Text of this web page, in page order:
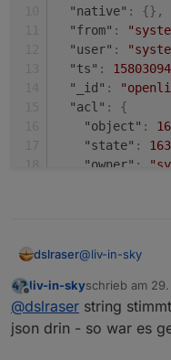
sonderheit
nächsten
(zweites
es gibt auch
einbinden der
https://
"native" : {} ,
"from" :
"user" :
"ts" :
"_id" :
"acl" :
{
"object" :
"state" :
"owner" :
dslraser@liv-in-sky
das ist der DP
mehr, je nach
"type":
Offline
liv-in-skyschrieb am
zuletzt editiert
@dslraser string
json drin - so war es